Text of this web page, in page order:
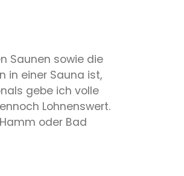
Saunen sowie die
in einer Sauna ist,
gebe ich volle
Lohnenswert.
oder Bad